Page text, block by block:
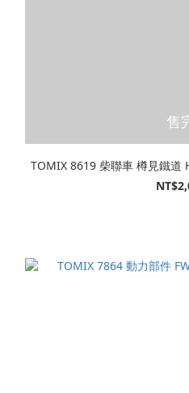
售
TOMIX 8619 柴聯車 樽見鐵道